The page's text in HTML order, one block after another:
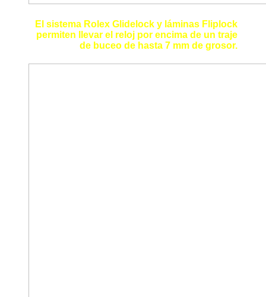
El sistema Rolex Glidelock y láminas Fliplock
permiten llevar el reloj por encima de un traje
de buceo de hasta 7 mm de grosor.